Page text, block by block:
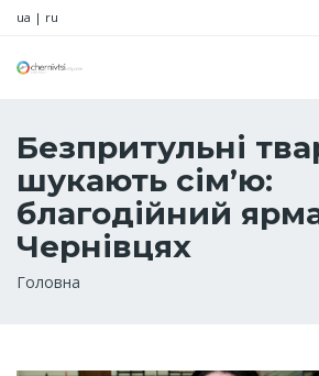
ua | ru
Безпритульні
шукають сім’ю:
благодійний
Чернівцях
Рядок
Головна